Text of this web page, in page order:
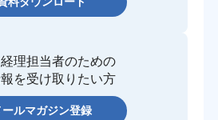
理担当者のための
を受け取りたい方
ールマガジン登録